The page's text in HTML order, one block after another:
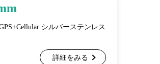
シルバーステンレス
詳細をみる